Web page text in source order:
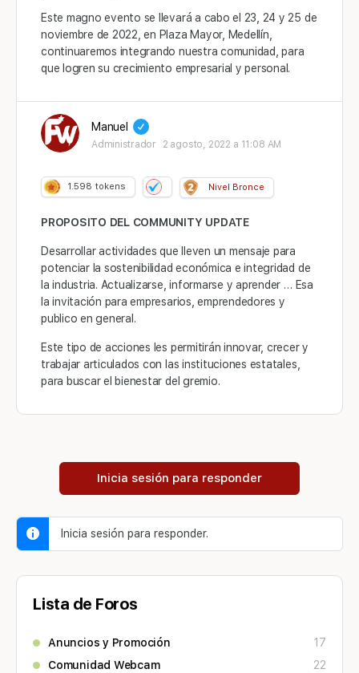
Este magno evento se llevará a cabo el 23, 24 y 25 de
noviembre de 2022, en Plaza Mayor, Medellín,
continuaremos integrando nuestra comunidad, para
que logren su crecimiento empresarial y personal.
Manuel
Administrador 2 agosto, 2022 a 11:08 AM
1.598 tokens Nivel Bronce
PROPOSITO DEL COMMUNITY UPDATE
Desarrollar actividades que lleven un mensaje para
potenciar la sostenibilidad económica e integridad de
la industria. Actualizarse, informarse y aprender … Esa
la invitación para empresarios, emprendedores y
publico en general.
Este tipo de acciones les permitirán innovar, crecer y
trabajar articulados con las instituciones estatales,
para buscar el bienestar del gremio.
Inicia sesión para responder
Inicia sesión para responder.
Lista de Foros
Anuncios y Promoción
17
Comunidad Webcam
22